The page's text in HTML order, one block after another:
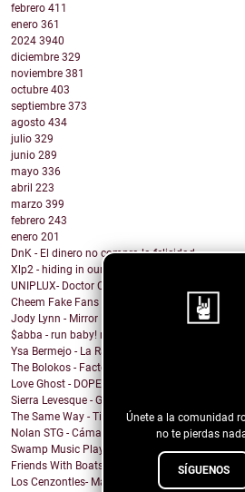
Únete a la comunidad
no te pierdas
SÍGUENOS
febrero 411
enero 361
2024 3940
diciembre 329
noviembre 381
octubre 403
septiembre 373
agosto 434
julio 329
junio 289
mayo 336
abril 223
marzo 399
febrero 243
enero 201
DnK - El dinero no compra la felicidad
Xlp2 - hiding in our heart
UNIPLUX- Doctor Carlitos
Cheem Fake Fans
Jody Lynn - Mirror Mirror
$abba - run baby! run baby!
Ysa Bermejo - La Razón
The Bolokos - Factory
Love Ghost - DOPEMAN
Sierra Levesque - GET OFF MY STAGE
The Same Way - Time On Loan
Nolan STG - Cámara Lenta
Swamp Music Players - Free Color TV
Friends With Boats - The Point
Los Cenzontles- Matanga